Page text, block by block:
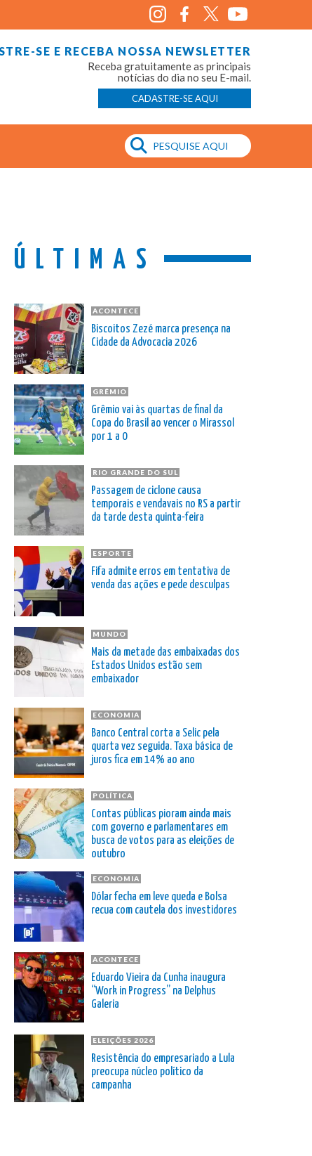
SE E RECEBA NOSSA NEWSLETTER
Receba gratuitamente as principais
notícias do dia no seu E-mail.
CADASTRE-SE AQUI
ÚLTIMAS
ACONTECE
Biscoitos Zezé marca presença na
Cidade da Advocacia 2026
GRÊMIO
Grêmio vai às quartas de final da
Copa do Brasil ao vencer o Mirassol
por 1 a 0
RIO GRANDE DO SUL
Passagem de ciclone causa
temporais e vendavais no RS a partir
da tarde desta quinta-feira
ESPORTE
Fifa admite erros em tentativa de
venda das ações e pede desculpas
MUNDO
Mais da metade das embaixadas dos
Estados Unidos estão sem
embaixador
ECONOMIA
Banco Central corta a Selic pela
quarta vez seguida. Taxa básica de
juros fica em 14% ao ano
POLÍTICA
Contas públicas pioram ainda mais
com governo e parlamentares em
busca de votos para as eleições de
outubro
ECONOMIA
Dólar fecha em leve queda e Bolsa
recua com cautela dos investidores
ACONTECE
Eduardo Vieira da Cunha inaugura
“Work in Progress” na Delphus
Galeria
ELEIÇÕES 2026
Resistência do empresariado a Lula
preocupa núcleo político da
campanha